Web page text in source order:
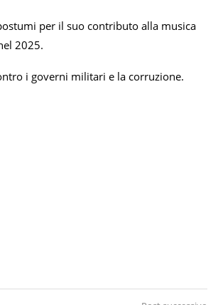
per il suo contributo alla musica
2025.
i governi militari e la corruzione.